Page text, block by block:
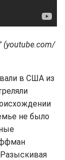
(youtube.com/
в США из
не было